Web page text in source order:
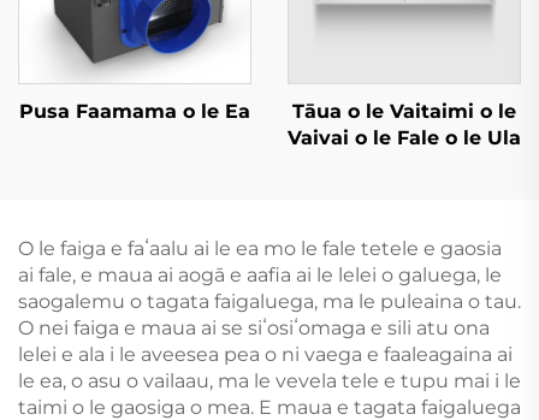
Pusa Faamama o le Ea
Tāua o le Vaitaimi o le
Vaivai o le Fale o le Ula
O le faiga e faʻaalu ai le ea mo le fale tetele e gaosia
ai fale, e maua ai aogā e aafia ai le lelei o galuega, le
saogalemu o tagata faigaluega, ma le puleaina o tau.
O nei faiga e maua ai se siʻosiʻomaga e sili atu ona
lelei e ala i le aveesea pea o ni vaega e faaleagaina ai
le ea, o asu o vailaau, ma le vevela tele e tupu mai i le
taimi o le gaosiga o mea. E maua e tagata faigaluega